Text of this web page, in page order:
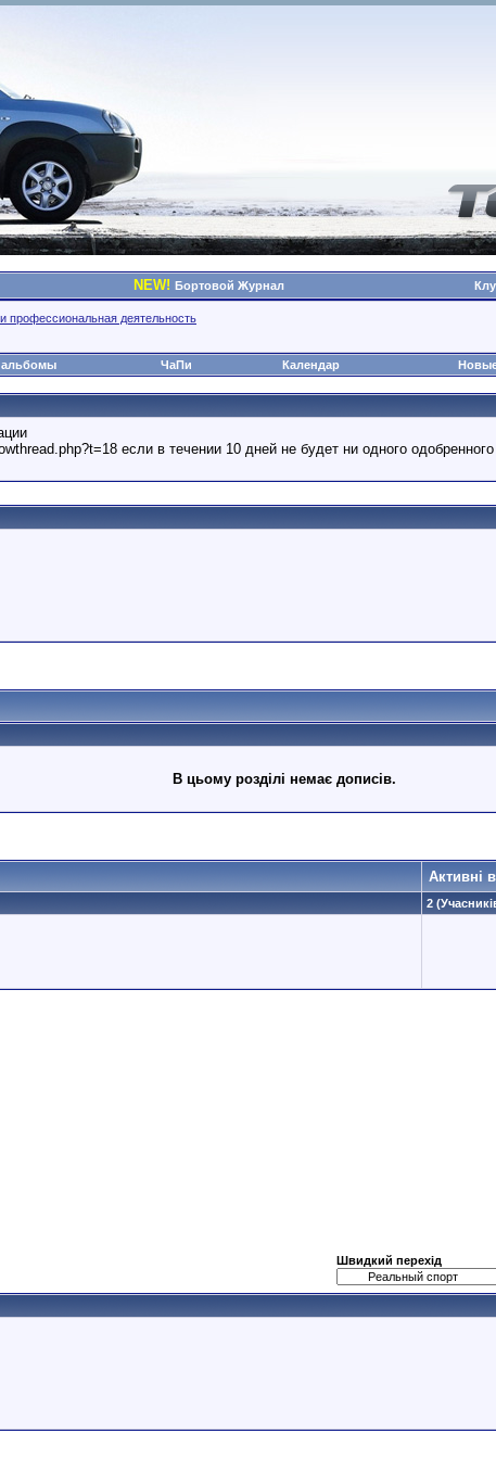
NEW! Бортовой Журнал
профессиональная деятельность
альбомы ЧаПи Календар
если в течении 10 дней не будет ни одного
В цьому розділі немає дописів.
Активні
2
Швидкий перехід